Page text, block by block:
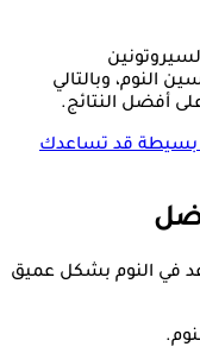
تكوين السيروتونين
النوم، وبالتالي
أفضل النتائج.
بسيطة قد تساعدك
في النوم بشكل عميق